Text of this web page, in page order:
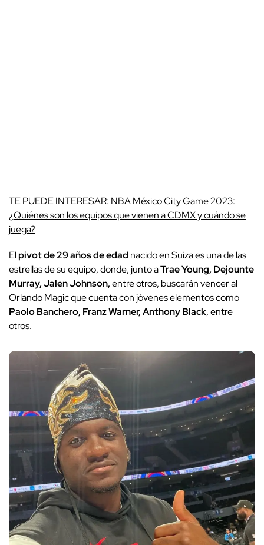
TE PUEDE INTERESAR: NBA México City Game 2023:
¿Quiénes son los equipos que vienen a CDMX y cuándo se
juega?
Elpivot de 29 años de edad nacido en Suiza es una de las
estrellas de su equipo, donde, junto aTrae Young, Dejounte
Murray, Jalen Johnson,entre otros, buscarán vencer al
Orlando Magic que cuenta con jóvenes elementos como
Paolo Banchero, Franz Warner, Anthony Black, entre
otros.